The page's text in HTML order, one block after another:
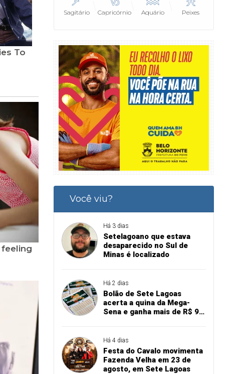
Sagitário Capricórnio Aquário Peixes
Você viu?
Há 3 dias
Setelagoano que estava
desaparecido no Sul de
Minas é localizado
Há 2 dias
Bolão de Sete Lagoas
acerta a quina da Mega-
Sena e ganha mais de R$ 94
Há 4 dias
Festa do Cavalo movimenta
Fazenda Velha em 23 de
agosto, em Sete Lagoas